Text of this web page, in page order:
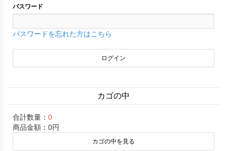
パスワード
パスワードを忘れた方はこちら
カゴの中
合計数量： 0
商品金額： 0円
カゴの中を見る